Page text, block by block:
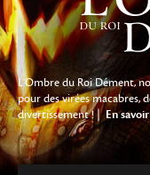
L'Ombre du Roi Dément,
pour des virées macabres,
divertissement ! |En